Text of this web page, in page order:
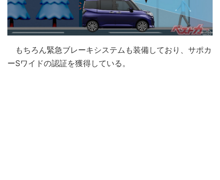
もちろん緊急ブレーキシステムも装備しており、サポカ
ーSワイドの認証を獲得している。